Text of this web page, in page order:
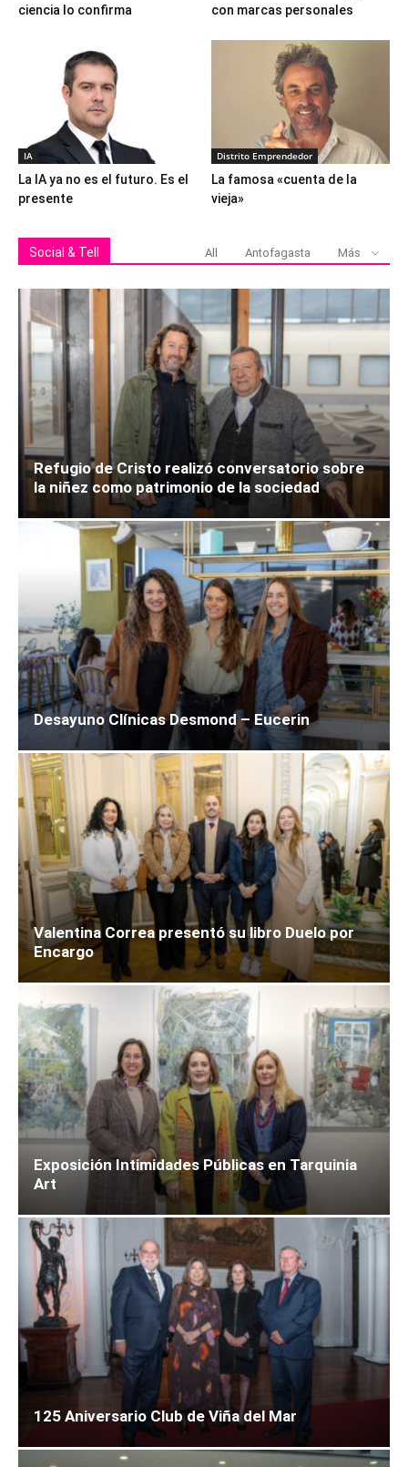
ciencia lo confirma
con marcas personales
IA
La IA ya no es el futuro. Es el
presente
Distrito Emprendedor
La famosa «cuenta de la
vieja»
Social & Tell All Antofagasta Más
Refugio de Cristo realizó conversatorio sobre
la niñez como patrimonio de la sociedad
Desayuno Clínicas Desmond – Eucerin
Valentina Correa presentó su libro Duelo por
Encargo
Exposición Intimidades Públicas en Tarquinia
Art
125 Aniversario Club de Viña del Mar